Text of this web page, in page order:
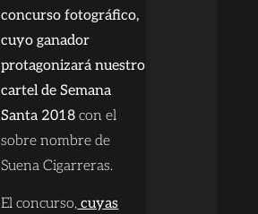
concurso fotográfico,
cuyo ganador
protagonizará nuestro
cartel de Semana
Santa 2018 con el
sobre nombre de
Suena Cigarreras.
El concurso, cuyas